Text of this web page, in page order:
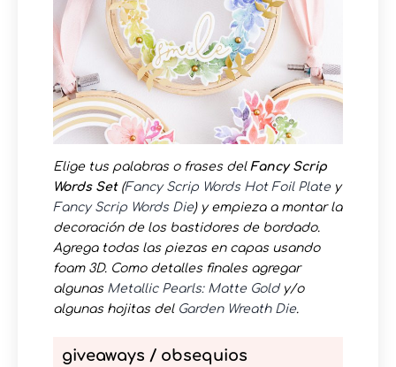
Elige tus palabras o frases del Fancy Scrip
Words Set(Fancy Scrip Words Hot Foil Platey
Fancy Scrip Words Die) y empieza a montar la
decoración de los bastidores de bordado.
Agrega todas las piezas en capas usando
foam 3D. Como detalles finales agregar
algunas Metallic Pearls: Matte Goldy/o
algunas hojitas del Garden Wreath Die.
giveaways / obsequios